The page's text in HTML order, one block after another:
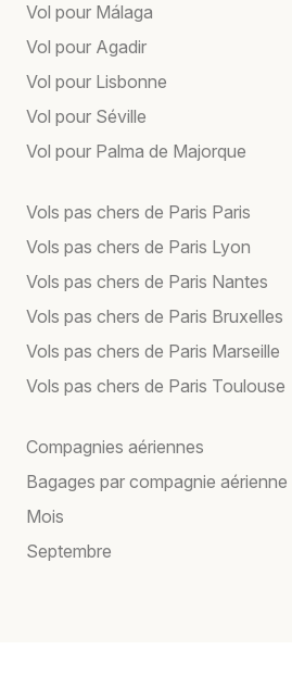
Vol pour Málaga
Vol pour Agadir
Vol pour Lisbonne
Vol pour Séville
Vol pour Palma de Majorque
Vols pas chers de Paris Paris
Vols pas chers de Paris Lyon
Vols pas chers de Paris Nantes
Vols pas chers de Paris Bruxelles
Vols pas chers de Paris Marseille
Vols pas chers de Paris Toulouse
Compagnies aériennes
Bagages par compagnie aérienne
Mois
Septembre